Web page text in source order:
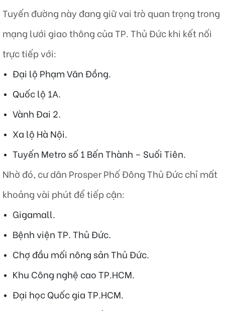
Tuyến đường này đang giữ vai trò quan trọng trong
mạng lưới giao thông của TP. Thủ Đức khi kết nối
trực tiếp với:
Đại lộ Phạm Văn Đồng.
Quốc lộ 1A.
Vành Đai 2.
Xa lộ Hà Nội.
Tuyến Metro số 1 Bến Thành – Suối Tiên.
Nhờ đó, cư dân Prosper Phố Đông Thủ Đức chỉ mất
khoảng vài phút để tiếp cận:
Gigamall.
Bệnh viện TP. Thủ Đức.
Chợ đầu mối nông sản Thủ Đức.
Khu Công nghệ cao TP.HCM.
Đại học Quốc gia TP.HCM.